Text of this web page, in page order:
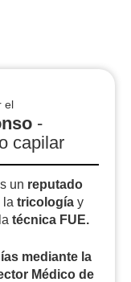
el
-
capilar
un reputado
la tricología y
técnica FUE.
mediante la
Médico de